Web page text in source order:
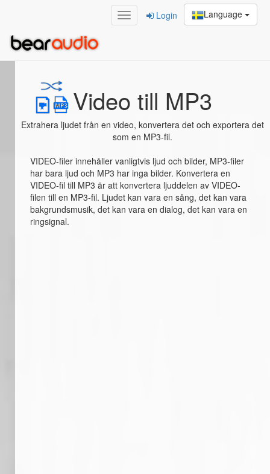
Language
Login
Video till MP3
Extrahera ljudet från en video, konvertera det och exportera det
som en MP3-fil.
VIDEO-filer innehåller vanligtvis ljud och bilder, MP3-filer
har bara ljud och MP3 har inga bilder. Konvertera en
VIDEO-fil till MP3 är att konvertera ljuddelen av VIDEO-
filen till en MP3-fil. Ljudet kan vara en sång, det kan vara
bakgrundsmusik, det kan vara en dialog, det kan vara en
ringsignal.